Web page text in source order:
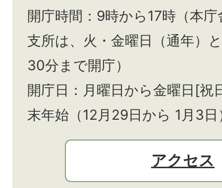
開庁時間：9時から17時（本
支所は、火・金曜日（通年）と
30分まで開庁）
開庁日：月曜日から金曜日[祝
末年始（12月29日から 1月3
アクセス